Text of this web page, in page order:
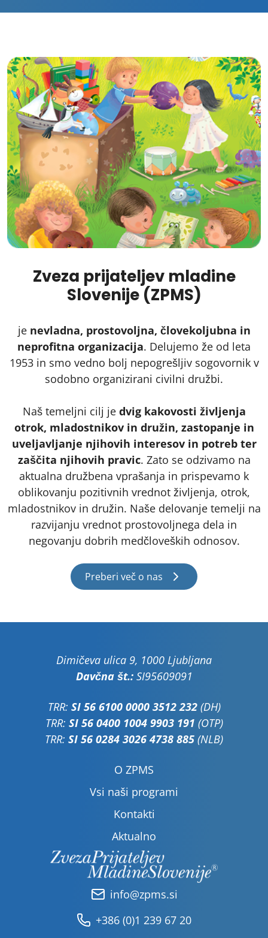
Zveza prijateljev mladine
Slovenije (ZPMS)
je nevladna, prostovoljna, človekoljubna in
neprofitna organizacija. Delujemo že od leta
1953 in smo vedno bolj nepogrešljiv sogovornik v
sodobno organizirani civilni družbi.
Naš temeljni cilj je dvig kakovosti življenja
otrok, mladostnikov in družin, zastopanje in
uveljavljanje njihovih interesov in potreb ter
zaščita njihovih pravic. Zato se odzivamo na
aktualna družbena vprašanja in prispevamo k
oblikovanju pozitivnih vrednot življenja, otrok,
mladostnikov in družin. Naše delovanje temelji na
razvijanju vrednot prostovoljnega dela in
negovanju dobrih medčloveških odnosov.
Preberi več o nas
Dimičeva ulica 9, 1000 Ljubljana
Davčna št.:SI95609091
TRR: SI 56 6100 0000 3512 232(DH)
TRR: SI 56 0400 1004 9903 191 (OTP)
TRR: SI 56 0284 3026 4738 885 (NLB)
O ZPMS
Vsi naši programi
Kontakti
Aktualno
info@zpms.si
+386 (0)1 239 67 20